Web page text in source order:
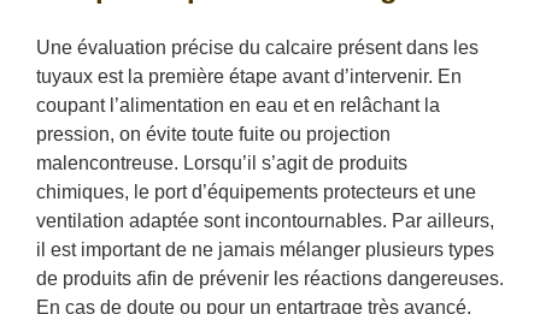
Une évaluation précise du calcaire présent dans les
tuyaux est la première étape avant d’intervenir. En
coupant l’alimentation en eau et en relâchant la
pression, on évite toute fuite ou projection
malencontreuse. Lorsqu’il s’agit de produits
chimiques, le port d’équipements protecteurs et une
ventilation adaptée sont incontournables. Par ailleurs,
il est important de ne jamais mélanger plusieurs types
de produits afin de prévenir les réactions dangereuses.
En cas de doute ou pour un entartrage très avancé,